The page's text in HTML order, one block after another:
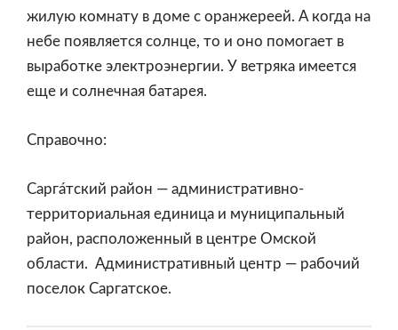
жилую комнату в доме с оранжереей. А когда на
небе появляется солнце, то и оно помогает в
выработке электроэнергии. У ветряка имеется
еще и солнечная батарея.
Справочно:
Сарга́тский район — административно-
территориальная единица и муниципальный
район, расположенный в центре Омской
области. Административный центр — рабочий
поселок Саргатское.